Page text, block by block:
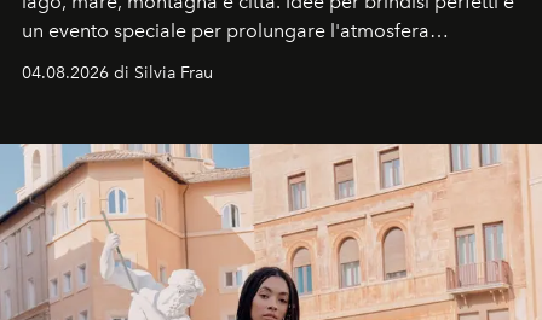
un evento speciale per prolungare l'atmosfera
04.08.2026 di Silvia Frau